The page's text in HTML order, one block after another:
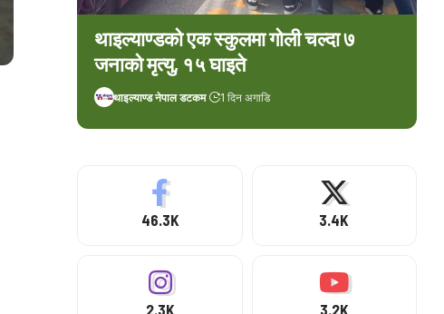
थाइल्याण्डको एक स्कुलमा गोली चल्दा ७
जनाको मृत्यु, १५ घाइते
थाइल्याण्ड नेपाल डटकम 1 दिन अगाडि
46.3K 3.4K
2.3K 3.2K